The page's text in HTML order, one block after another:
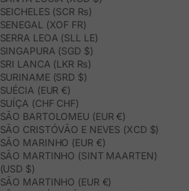
SEICHELES (SCR ₨)
SENEGAL (XOF FR)
SERRA LEOA (SLL LE)
SINGAPURA (SGD $)
SRI LANCA (LKR ₨)
SURINAME (SRD $)
SUÉCIA (EUR €)
SUÍÇA (CHF CHF)
SÃO BARTOLOMEU (EUR €)
SÃO CRISTÓVÃO E NEVES (XCD $)
SÃO MARINHO (EUR €)
SÃO MARTINHO (SINT MAARTEN)
(USD $)
SÃO MARTINHO (EUR €)